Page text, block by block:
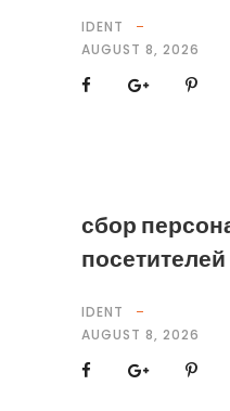
IDENT
AUGUST 8, 2026
сбор
IDENT
AUGUST 8, 2026